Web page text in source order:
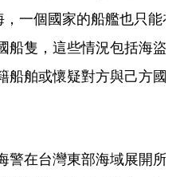
一個國家的船艦也只能
船隻，這些情況包括海盜
船舶或懷疑對方與己方國
警在台灣東部海域展開所